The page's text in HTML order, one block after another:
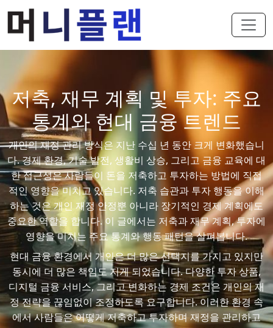
저축, 재무 계획 및 투자: 주요
통계와 현대 금융 트렌드
개인의 재정 관리 방식은 지난 수십 년 동안 크게 변화했습니
다. 경제 환경, 기술 발전, 생활비 상승, 그리고 금융 교육에 대
한 접근성은 사람들이 돈을 저축하고 투자하는 방법에 직접
적인 영향을 미치고 있습니다. 저축 습관과 투자 행동을 이해
하는 것은 개인 재정 안정뿐 아니라 장기적인 경제 계획에도
중요한 역할을 합니다. 이 글에서는 저축과 재무 계획, 투자에
영향을 미치는 주요 통계와 행동 패턴을 살펴봅니다.
현대 금융 환경에서 개인은 더 많은 선택지를 가지고 있지만
동시에 더 많은 책임도 지게 되었습니다. 다양한 투자 상품,
디지털 금융 서비스, 그리고 변화하는 경제 조건은 개인의 재
정 전략을 끊임없이 조정하도록 요구합니다. 이러한 환경 속
에서 사람들은 어떻게 저축하고 투자하며 재정을 관리하고